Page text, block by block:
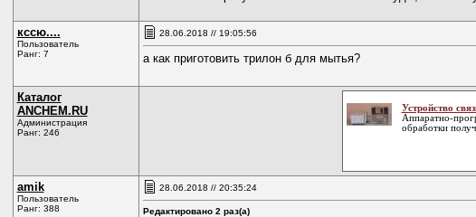
кссю....
Пользователь
Ранг: 7
28.06.2018 // 19:05:56
а как приготовить трилон б для мытья?
Каталог
ANCHEM.RU
Администрация
Ранг: 246
Устройство
Аппаратно-
обработки
amik
Пользователь
Ранг: 388
28.06.2018 // 20:35:24
Редактировано 2 раз(а)